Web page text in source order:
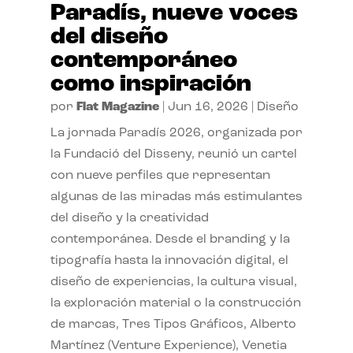
Paradís, nueve voces
del diseño
contemporáneo
como inspiración
por Flat Magazine| Jun 16, 2026 Diseño
La jornada Paradís 2026, organizada por
la Fundació del Disseny, reunió un cartel
con nueve perfiles que representan
algunas de las miradas más estimulantes
del diseño y la creatividad
contemporánea. Desde el branding y la
tipografía hasta la innovación digital, el
diseño de experiencias, la cultura visual,
la exploración material o la construcción
de marcas, Tres Tipos Gráficos, Alberto
Martínez (Venture Experience), Venetia